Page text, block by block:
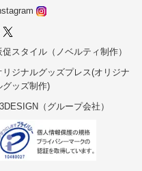
促スタイル（ノベルティ制作）
リジナルグッズプレス(オリジナ
グッズ制作)
（グループ会社）